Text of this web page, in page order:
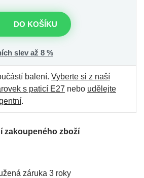
DO KOŠÍKU
slev až 8 %
balení. Vyberte si z naší
s paticí E27 nebo udělejte
.
zakoupeného zboží
záruka 3 roky